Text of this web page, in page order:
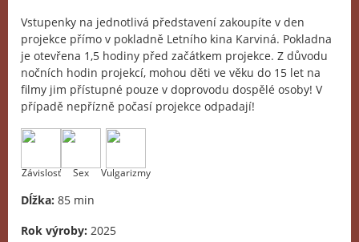
Vstupenky na jednotlivá představení zakoupíte v den
projekce přímo v pokladně Letního kina Karviná. Pokladna
je otevřena 1,5 hodiny před začátkem projekce. Z důvodu
nočních hodin projekcí, mohou děti ve věku do 15 let na
filmy jim přístupné pouze v doprovodu dospělé osoby! V
případě nepřízně počasí projekce odpadají!
Závislosť Sex Vulgarizmy
Dĺžka: 85 min
Rok výroby: 2025